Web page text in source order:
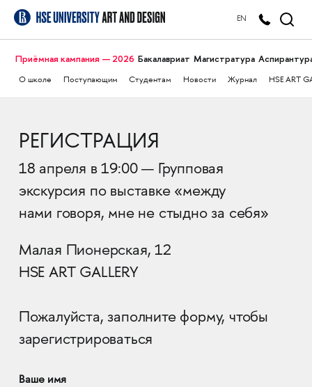
EN
Приёмная кампания — 2026 Бакалавриат Магистратура
О школе Поступающим Студентам Новости Журнал HSE ART
РЕГИСТРАЦИЯ
18 апреля в 19:00 — Групповая
экскурсия по выставке «между
нами говоря, мне не стыдно за себя»
Малая Пионерская, 12
HSE ART GALLERY
Пожалуйста, заполните форму, чтобы
зарегистрироваться
Ваше имя